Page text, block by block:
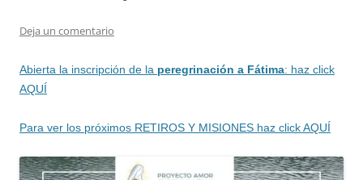
Deja un comentario
Abierta la inscripción de la peregrinación a Fátima: haz click
AQUÍ
Para ver los próximos RETIROS Y MISIONES haz click AQUÍ